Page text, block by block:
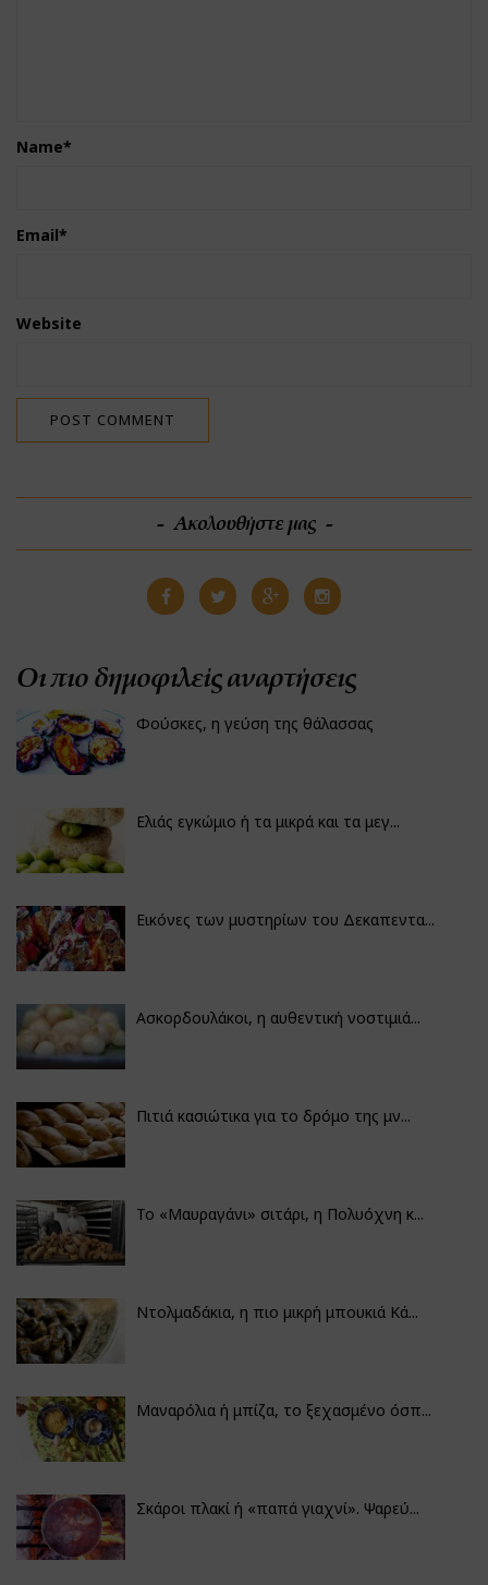
Name*
Email*
Website
Ακολουθήστε μας
Οι πιο δημοφιλείς αναρτήσεις
Φούσκες, η γεύση της θάλασσας
Ελιάς εγκώμιο ή τα μικρά και τα μεγ...
Εικόνες των μυστηρίων του Δεκαπεντα...
Ασκορδουλάκοι, η αυθεντική νοστιμιά...
Πιτιά κασιώτικα για το δρόμο της μν...
Το «Μαυραγάνι» σιτάρι, η Πολυόχνη κ...
Ντολμαδάκια, η πιο μικρή μπουκιά Κά...
Μαναρόλια ή μπίζα, το ξεχασμένο όσπ...
Σκάροι πλακί ή «παπά γιαχνί». Ψαρεύ...